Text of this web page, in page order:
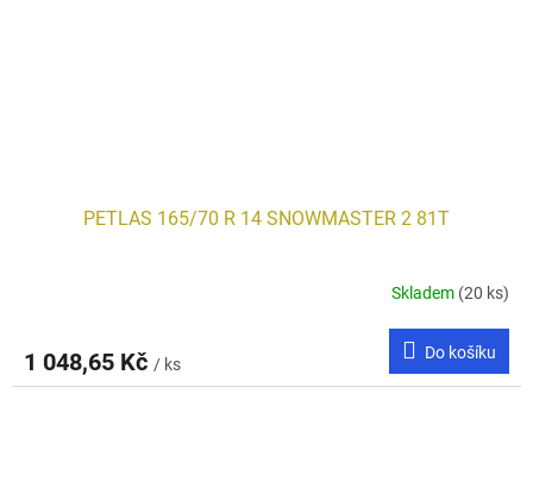
PETLAS 165/70 R 14 SNOWMASTER 2 81T
Skladem (20 ks)
1 048,65 Kč / ks
Do košíku